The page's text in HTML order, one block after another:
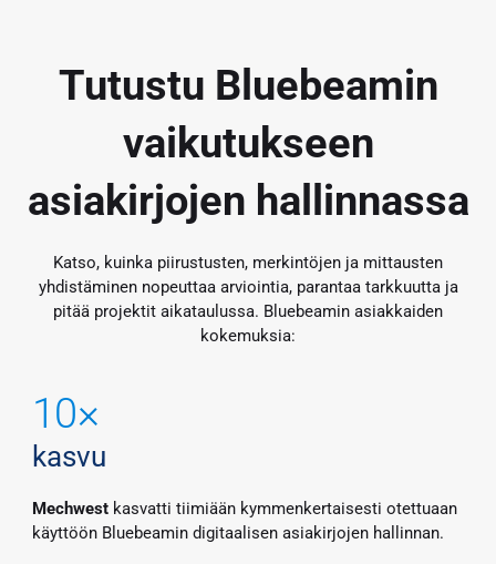
Tutustu Bluebeamin
vaikutukseen
asiakirjojen hallinnassa
Katso, kuinka piirustusten, merkintöjen ja mittausten
yhdistäminen nopeuttaa arviointia, parantaa tarkkuutta ja
pitää projektit aikataulussa. Bluebeamin asiakkaiden
kokemuksia:
10×
kasvu
Mechwestkasvatti tiimiään kymmenkertaisesti otettuaan
käyttöön Bluebeamin digitaalisen asiakirjojen hallinnan.